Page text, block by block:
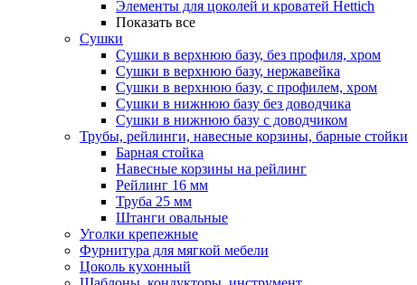
Элементы для цоколей и кроватей Hettich
Показать все
Сушки
Сушки в верхнюю базу, без профиля, хром
Сушки в верхнюю базу, нержавейка
Сушки в верхнюю базу, с профилем, хром
Сушки в нижнюю базу без доводчика
Сушки в нижнюю базу с доводчиком
Трубы, рейлинги, навесные корзины, барные стойки
Барная стойка
Навесные корзины на рейлинг
Рейлинг 16 мм
Труба 25 мм
Штанги овальные
Уголки крепежные
Фурнитура для мягкой мебели
Цоколь кухонный